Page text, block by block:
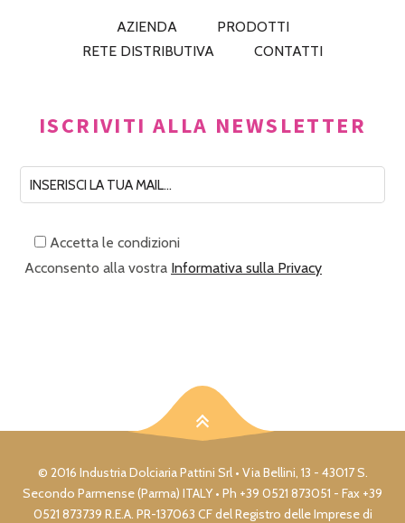
AZIENDA
PRODOTTI
RETE DISTRIBUTIVA
CONTATTI
ISCRIVITI ALLA NEWSLETTER
Accetta le condizioni
Acconsento alla vostra Informativa sulla Privacy
© 2016 Industria Dolciaria Pattini Srl • Via Bellini, 13 - 43017 S.
Secondo Parmense (Parma) ITALY • Ph +39 0521 873051 - Fax +39
0521 873739 R.E.A. PR-137063 CF del Registro delle Imprese di